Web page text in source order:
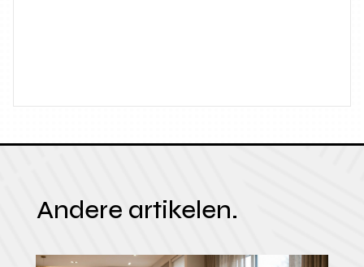
Andere artikelen.